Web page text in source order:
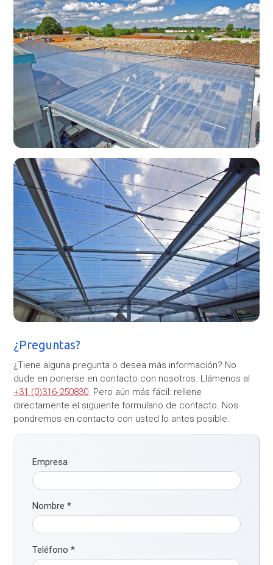
¿Preguntas?
¿Tiene alguna pregunta o desea más información? No
dude en ponerse en contacto con nosotros. Llámenos al
+31 (0)316-250830. Pero aún más fácil: rellene
directamente el siguiente formulario de contacto. Nos
pondremos en contacto con usted lo antes posible.
Empresa
Nombre*
Teléfono*